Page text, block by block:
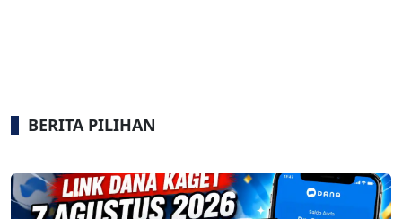
BERITA PILIHAN